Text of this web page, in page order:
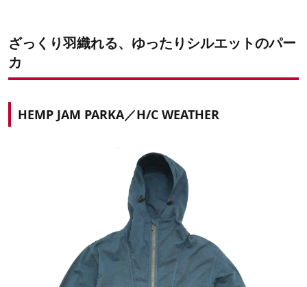
ざっくり羽織れる、ゆったりシルエットのパー
カ
HEMP JAM PARKA／H/C WEATHER